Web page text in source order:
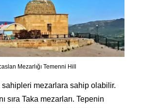
Mezarlığı Temenni Hill
sahipleri mezarlara sahip olabilir.
sıra Taka mezarları. Tepenin